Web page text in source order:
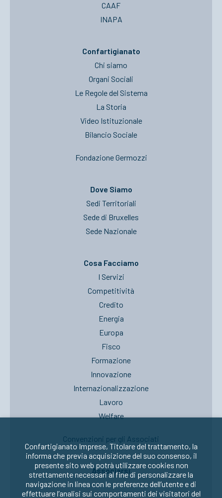
CAAF
INAPA
Confartigianato
Chi siamo
Organi Sociali
Le Regole del Sistema
La Storia
Video Istituzionale
Bilancio Sociale
Fondazione Germozzi
Dove Siamo
Sedi Territoriali
Sede di Bruxelles
Sede Nazionale
Cosa Facciamo
I Servizi
Competitività
Credito
Energia
Europa
Fisco
Formazione
Innovazione
Internazionalizzazione
Lavoro
Welfare
Convenzioni per gli Associati
Associarsi
Confartigianato Imprese, Titolare del trattamento, la
informa che previa acquisizione del suo consenso, il
presente sito web potrà utilizzare cookies non
strettamente necessari al fine di personalizzare la
navigazione in linea con le preferenze dell’utente e di
effettuare l’analisi sui comportamenti dei visitatori del